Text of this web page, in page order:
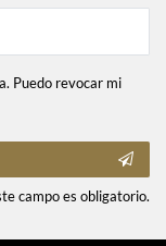
Puedo revocar mi
campo es obligatorio.